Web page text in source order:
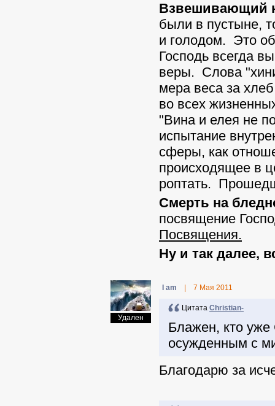
Взвешивающий
были в пустыне,
и голодом. Это
Господь всегда
веры. Слова
мера веса за
во всех
"Вина и елея не
испытание
сферы, как
происходящее в
роптать.
Смерть на
посвящение
Посвящения.
Ну и так далее,
Удален
I am 7 Мая 2011
Цитата Christian-
Блажен, кто
осужденным с
Благодарю за